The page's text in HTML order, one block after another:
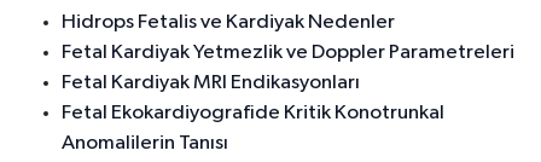
Hidrops Fetalis ve Kardiyak Nedenler
Fetal Kardiyak Yetmezlik ve Doppler Parametreleri
Fetal Kardiyak MRI Endikasyonları
Fetal Ekokardiyografide Kritik Konotrunkal
Anomalilerin Tanısı